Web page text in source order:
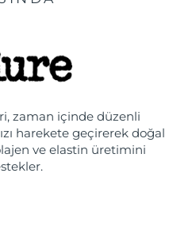
zaman içinde düzenli
harekete geçirerek doğal
ve elastin üretimini